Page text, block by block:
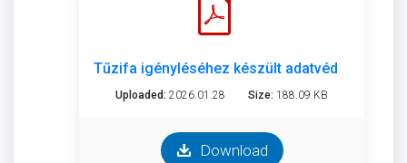
Tűzifa igényléséhez készült adatvédelmi
Uploaded: 2026.01.28 Size: 188.09 KB
Download